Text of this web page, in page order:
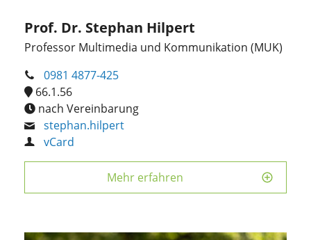
Prof. Dr. Stephan Hilpert
Professor Multimedia und Kommunikation (MUK)
0981 4877-425
66.1.56
nach Vereinbarung
stephan.hilpert
vCard
Mehr erfahren